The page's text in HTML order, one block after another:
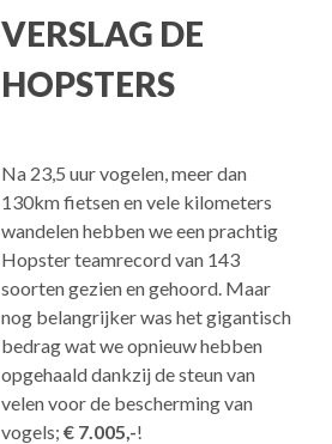
VERSLAG DE
HOPSTERS
Na 23,5 uur vogelen, meer dan
130km fietsen en vele kilometers
wandelen hebben we een prachtig
Hopster teamrecord van 143
soorten gezien en gehoord. Maar
nog belangrijker was het gigantisch
bedrag wat we opnieuw hebben
opgehaald dankzij de steun van
velen voor de bescherming van
vogels;€ 7.005,-!